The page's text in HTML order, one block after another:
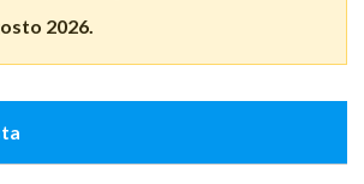
2026.